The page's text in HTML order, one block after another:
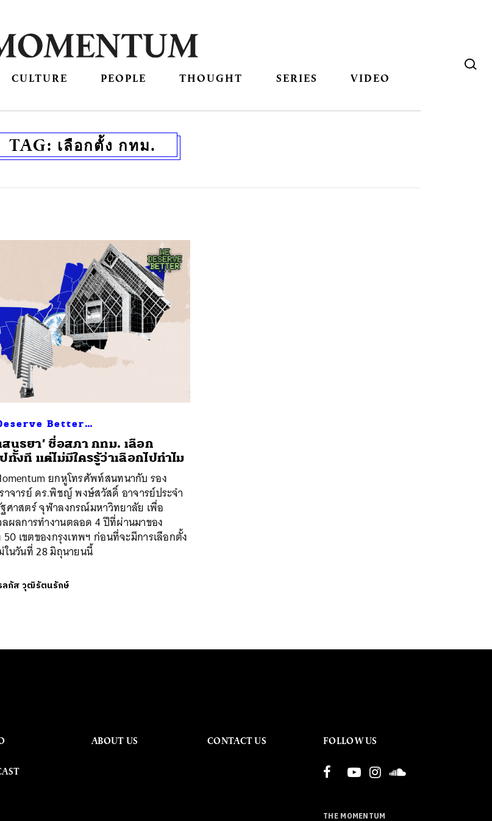
CULTURE PEOPLE THOUGHT SERIES VIDEO
TAG: เลือกตั้ง กทม.
Better…
สนธยา’ ชื่อสภา กทม. เลือก
ทั้งที แต่ไม่มีใครรู้ว่าเลือกไปทำไม
ยกหูโทรศัพท์สนทนากับ รอง
าจารย์ ดร.พิชญ์ พงษ์สวัสดิ์ อาจารย์ประจำ
ศาสตร์ จุฬาลงกรณ์มหาวิทยาลัย เพื่อ
ผลการทำงานตลอด 4 ปีที่ผ่านมาของ
เขตของกรุงเทพฯ ก่อนที่จะมีการเลือกตั้ง
ในวันที่ 28 มิถุนายนนี้
ลภัส วุฒิรัตนรักษ์
ABOUT US CONTACT US FOLLOW US
THE MOMENTUM
SHARE TWEET LINE EMAIL